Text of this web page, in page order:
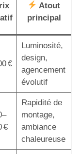
Atout
principal
€
Luminosité,
design,
agencement
évolutif
€
Rapidité de
montage,
ambiance
chaleureuse